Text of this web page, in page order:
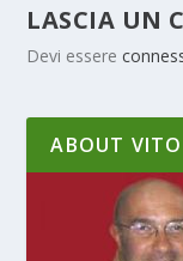
LASCIA UN
Devi essere
ABOUT